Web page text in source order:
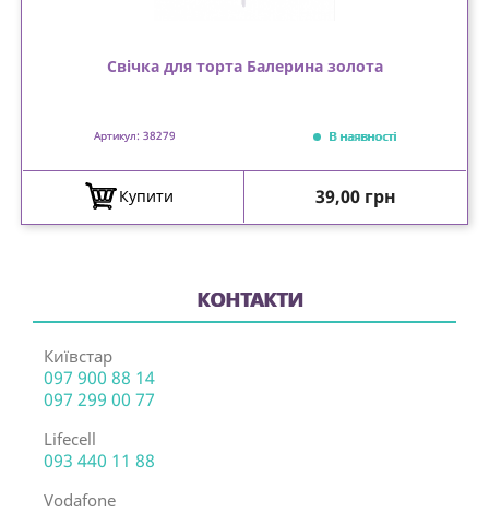
Свічка для торта Балерина золота
Артикул: 38279 В наявності
Купити Ціна
39,00 грн
КОНТАКТИ
Київстар
097 900 88 14
097 299 00 77
Lifecell
093 440 11 88
Vodafone